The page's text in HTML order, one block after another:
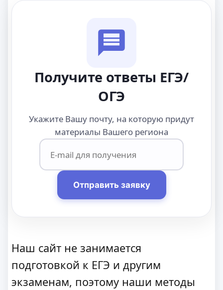
Получите ответы ЕГЭ/
ОГЭ
Укажите Вашу почту, на которую придут
материалы Вашего региона
Отправить заявку
Наш сайт не занимается
подготовкой к ЕГЭ и другим
экзаменам, поэтому наши методы